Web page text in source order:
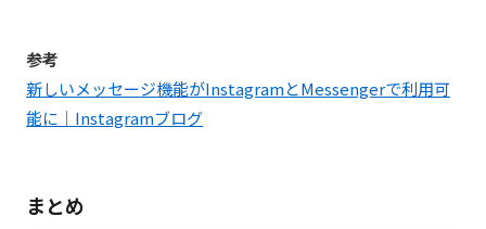
参考
新しいメッセージ機能がInstagramとMessengerで利用可
能に｜Instagramブログ
まとめ